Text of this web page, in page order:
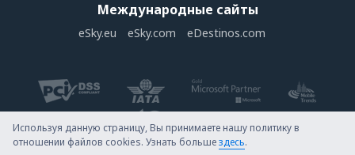
Международные сайты
eSky.eu eSky.com eDestinos.com
Используя данную страницу, Вы принимаете нашу политику в
отношении файлов cookies. Узнать большездесь.